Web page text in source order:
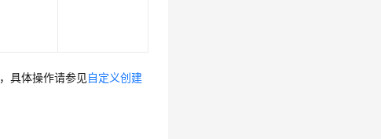
，具体操作请参见自定义创建